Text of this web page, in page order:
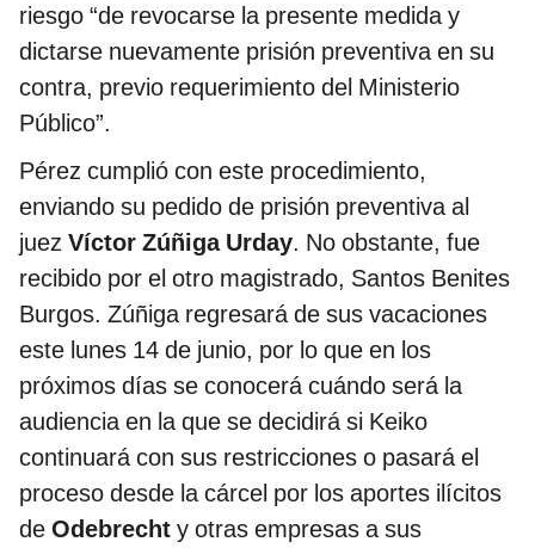
riesgo “de revocarse la presente medida y
dictarse nuevamente prisión preventiva en su
contra, previo requerimiento del Ministerio
Público”.
Pérez cumplió con este procedimiento,
enviando su pedido de prisión preventiva al
juez Víctor Zúñiga Urday. No obstante, fue
recibido por el otro magistrado, Santos Benites
Burgos. Zúñiga regresará de sus vacaciones
este lunes 14 de junio, por lo que en los
próximos días se conocerá cuándo será la
audiencia en la que se decidirá si Keiko
continuará con sus restricciones o pasará el
proceso desde la cárcel por los aportes ilícitos
de Odebrecht y otras empresas a sus